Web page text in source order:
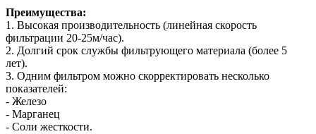
Преимущества:
1. Высокая производительность (линейная скорость
фильтрации 20-25м/час).
2. Долгий срок службы фильтрующего материала (более 5
лет).
3. Одним фильтром можно скорректировать несколько
показателей:
- Железо
- Марганец
- Соли жесткости.